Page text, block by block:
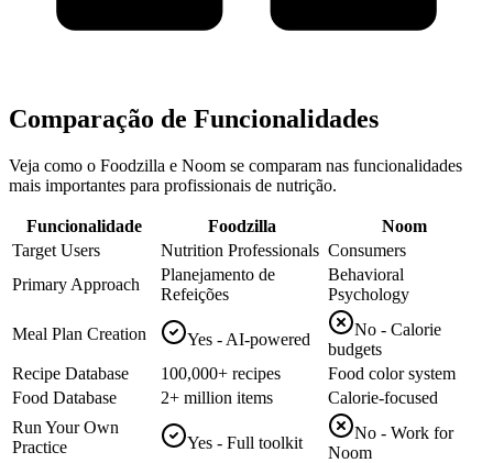
Comparação de Funcionalidades
Veja como o Foodzilla e Noom se comparam nas funcionalidades
mais importantes para profissionais de nutrição.
Funcionalidade Foodzilla
Noom
Target Users
Nutrition Professionals Consumers
Primary Approach
Planejamento de
Refeições
Behavioral
Psychology
Meal Plan Creation Yes - AI-powered
No - Calorie
budgets
Recipe Database
100,000+ recipes
Food color system
Food Database
2+ million items
Calorie-focused
Run Your Own
Practice
Yes - Full toolkit
No - Work for
Noom